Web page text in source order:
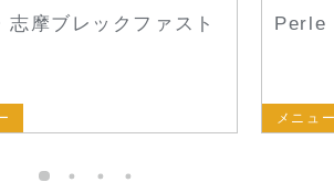
志摩ブレックファスト Perle
メニュ